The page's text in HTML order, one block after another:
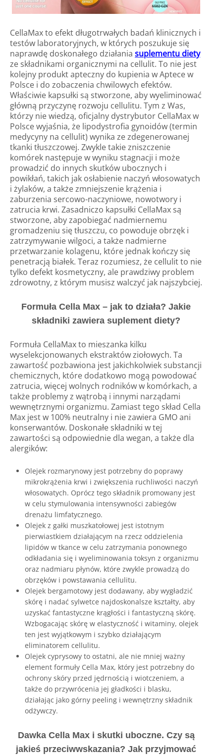
CellaMax to efekt długotrwałych badań klinicznych i
testów laboratoryjnych, w których poszukuje się
naprawdę doskonałego działania suplementu diety
ze składnikami organicznymi na cellulit. To nie jest
kolejny produkt apteczny do kupienia w Aptece w
Polsce i do zobaczenia chwilowych efektów.
Właściwie kapsułki są stworzone, aby wyeliminować
główną przyczynę rozwoju cellulitu. Tym z Was,
którzy nie wiedzą, oficjalny dystrybutor CellaMax w
Polsce wyjaśnia, że ​​lipodystrofia gynoidów (termin
medycyny na cellulit) wynika ze zdegenerowanej
tkanki tłuszczowej. Zwykle takie zniszczenie
komórek następuje w wyniku stagnacji i może
prowadzić do innych skutków ubocznych i
powikłań, takich jak osłabienie naczyń włosowatych
i żylaków, a także zmniejszenie krążenia i
zaburzenia sercowo-naczyniowe, nowotwory i
zatrucia krwi. Zasadniczo kapsułki CellaMax są
stworzone, aby zapobiegać nadmiernemu
gromadzeniu się tłuszczu, co powoduje obrzęk i
zatrzymywanie wilgoci, a także nadmierne
przetwarzanie kolagenu, które jednak kończy się
penetracją białek. Teraz rozumiesz, że cellulit to nie
tylko defekt kosmetyczny, ale prawdziwy problem
zdrowotny, z którym musisz walczyć jak najszybciej.
Formuła Cella Max – jak to działa? Jakie
składniki zawiera suplement diety?
Formuła CellaMax to mieszanka kilku
wyselekcjonowanych ekstraktów ziołowych. Ta
zawartość pozbawiona jest jakichkolwiek substancji
chemicznych, które dodatkowo mogą powodować
zatrucia, więcej wolnych rodników w komórkach, a
także problemy z wątrobą i innymi narządami
wewnętrznymi organizmu. Zamiast tego skład Cella
Max jest w 100% neutralny i nie zawiera GMO ani
konserwantów. Doskonałe składniki w tej
zawartości są odpowiednie dla wegan, a także dla
alergików:
Olejek rozmarynowy jest potrzebny do poprawy
mikrokrążenia krwi i zwiększenia ruchliwości naczyń
włosowatych. Oprócz tego składnik promowany jest
w celu stymulowania intensywności zabiegów
drenażu limfatycznego.
Olejek z gałki muszkatołowej jest istotnym
pierwiastkiem działającym na rzecz oddzielenia
lipidów w tkance w celu zatrzymania ponownego
odkładania się i wyeliminowania toksyn z organizmu
oraz nadmiaru płynów, które zwykle prowadzą do
obrzęków i powstawania cellulitu.
Olejek bergamotowy jest dodawany, aby wygładzić
skórę i nadać sylwetce najdoskonalsze kształty, aby
uzyskać fantastyczne krągłości i fantastyczną skórę.
Wzbogacając skórę w elastyczność i witaminy, olejek
ten jest wyjątkowym i szybko działającym
eliminatorem cellulitu.
Olejek cyprysowy to ostatni, ale nie mniej ważny
element formuły Cella Max, który jest potrzebny do
ochrony skóry przed jędrnością i wiotczeniem, a
także do przywrócenia jej gładkości i blasku,
działając jako górny peeling i wewnętrzny składnik
odżywczy.
Dawka Cella Max i skutki uboczne. Czy są
jakieś przeciwwskazania? Jak przyjmować